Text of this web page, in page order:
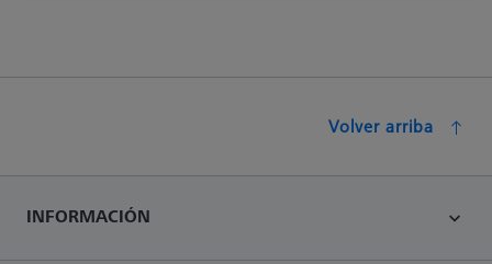
Volver arriba
INFORMACIÓN